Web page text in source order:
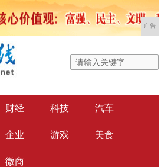
广告
财经 科技 汽车
企业 游戏 美食
微商